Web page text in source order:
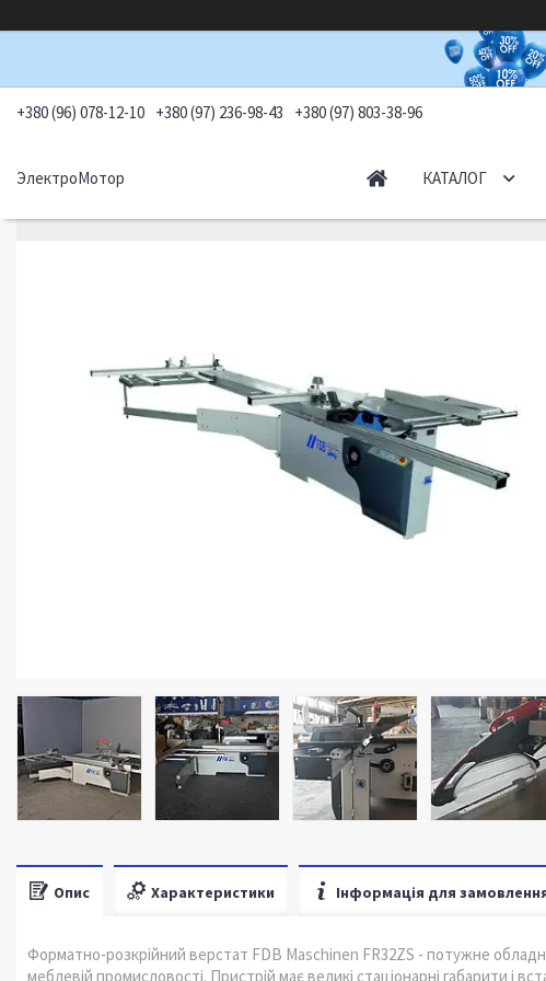
+380 (96) 078-12-10 +380 (97) 236-98-43 +380 (97) 803-38-96
ЭлектроМотор КАТАЛОГ
Опис Характеристики Інформація для
Форматно-розкрійний верстат FDB Maschinen FR32ZS - потужне
меблевій промисловості. Пристрій має великі стаціонарні габарити